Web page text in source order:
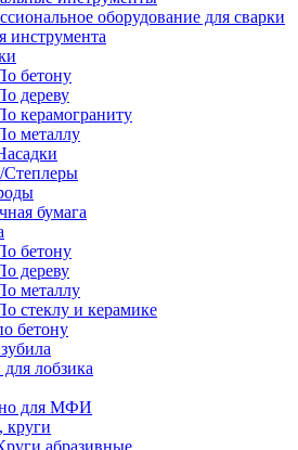
оборудование для сварки
инструмента
бетону
дереву
керамограниту
металлу
бумага
бетону
дереву
металлу
стеклу и керамике
бетону
лобзика
для МФИ
круги
абразивные